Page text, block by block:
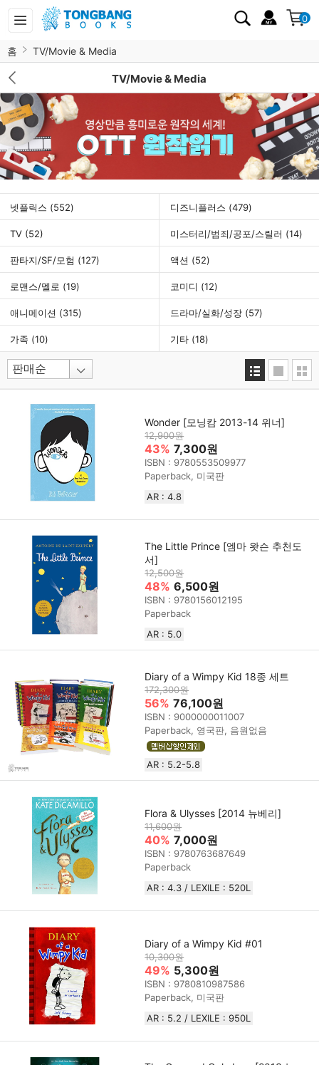
0
홈 TV/Movie & Media
TV/Movie & Media
넷플릭스 (552) 디즈니플러스 (479)
TV (52) 미스터리/범죄/공포/스릴러 (14)
판타지/SF/모험 (127) 액션 (52)
로맨스/멜로 (19) 코미디 (12)
애니메이션 (315) 드라마/실화/성장 (57)
가족 (10) 기타 (18)
Wonder [모닝캄 2013-14 위너]
12,900원
43% 7,300원
ISBN : 9780553509977
Paperback, 미국판
AR : 4.8
The Little Prince [엠마 왓슨 추천도
서]
12,500원
48% 6,500원
ISBN : 9780156012195
Paperback
AR : 5.0
Diary of a Wimpy Kid 18종 세트
172,300원
56% 76,100원
ISBN : 9000000011007
Paperback, 영국판, 음원없음
AR : 5.2-5.8
Flora & Ulysses [2014 뉴베리]
11,600원
40% 7,000원
ISBN : 9780763687649
Paperback
AR : 4.3 / LEXILE : 520L
Diary of a Wimpy Kid #01
10,300원
49% 5,300원
ISBN : 9780810987586
Paperback, 미국판
AR : 5.2 / LEXILE : 950L